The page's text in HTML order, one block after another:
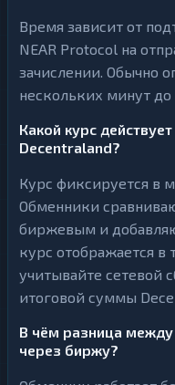
Время зависит от
NEAR Protocol на
зачислении. Обычно
нескольких минут до
Какой курс
Decentraland?
Курс фиксируется в
Обменники
биржевым и
курс отображается в
учитывайте сетевой
итоговой суммы
В чём разница
через биржу?